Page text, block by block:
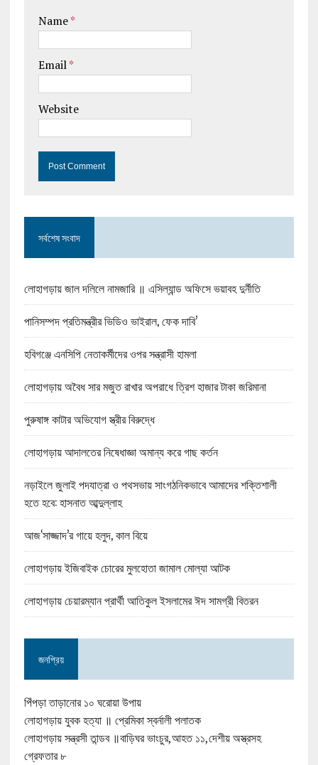
Name*
Email*
Website
সর্বশেষ সংবাদ
লোহাগড়ায় জাল দলিলে নামজারি ॥ এসিল্যান্ড অফিসে ভয়াবহ দুর্নীতি
পানিসম্পদ প্রতিমন্ত্রীর ভিডিও ভাইরাল, ফেক দাবি’
হবিগঞ্জে এনসিপি নেতাকর্মীদের ওপর সন্ত্রাসী হামলা
লোহাগড়ায় অবৈধ সার মজুত রাখার অপরাধে ত্রিশ হাজার টাকা জরিমানা
পুরুষাঙ্গ কাটার অভিযোগ স্ত্রীর বিরুদ্ধে
লোহাগড়ায় আদালতের নিষেধাজ্ঞা অমান্য করে গাছ কর্তন
নড়াইলে জুলাই পদযাত্রা ও পথসভায় সাংগঠনিকভাবে আমাদের শক্তিশালী
হতে হবে: হাসনাত আব্দুল্লাহ
আজ‘সাজ্জাদ’র গায়ে হলুদ, কাল বিয়ে
লোহাগড়ায় ইজিবাইক চোরের মুলহোতা জামাল মোল্যা আটক
লোহাগড়ায় চেয়ারম্যান প্রার্থী আতিকুল ইসলামের ঈদ সামগ্রী বিতরন
জনপ্রিয়
পিঁপড়া তাড়ানোর ১০ ঘরোয়া উপায়
লোহাগড়ায় যুবক হত্যা ॥ প্রেমিকা স্বর্নালী পলাতক
লোহাগড়ায় সন্ত্রসী তান্ডব ॥বাড়িঘর ভাংচুর,আহত ১১,দেশীয় অস্ত্রসহ
গ্রেফতার ৮